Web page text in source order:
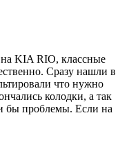
KIA RIO, классные
Сразу нашли в
что нужно
колодки, а так
бы проблемы. Если на